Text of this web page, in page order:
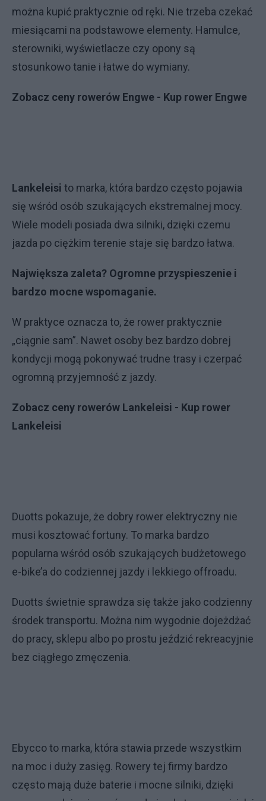
można kupić praktycznie od ręki. Nie trzeba czekać
miesiącami na podstawowe elementy. Hamulce,
sterowniki, wyświetlacze czy opony są
stosunkowo tanie i łatwe do wymiany.
Zobacz ceny rowerów Engwe - Kup rower Engwe
Lankeleisi to marka, która bardzo często pojawia
się wśród osób szukających ekstremalnej mocy.
Wiele modeli posiada dwa silniki, dzięki czemu
jazda po ciężkim terenie staje się bardzo łatwa.
Największa zaleta? Ogromne przyspieszenie i
bardzo mocne wspomaganie.
W praktyce oznacza to, że rower praktycznie
„ciągnie sam”. Nawet osoby bez bardzo dobrej
kondycji mogą pokonywać trudne trasy i czerpać
ogromną przyjemność z jazdy.
Zobacz ceny rowerów Lankeleisi - Kup rower
Lankeleisi
Duotts pokazuje, że dobry rower elektryczny nie
musi kosztować fortuny. To marka bardzo
popularna wśród osób szukających budżetowego
e-bike’a do codziennej jazdy i lekkiego offroadu.
Duotts świetnie sprawdza się także jako codzienny
środek transportu. Można nim wygodnie dojeżdżać
do pracy, sklepu albo po prostu jeździć rekreacyjnie
bez ciągłego zmęczenia.
Ebycco to marka, która stawia przede wszystkim
na moc i duży zasięg. Rowery tej firmy bardzo
często mają duże baterie i mocne silniki, dzięki